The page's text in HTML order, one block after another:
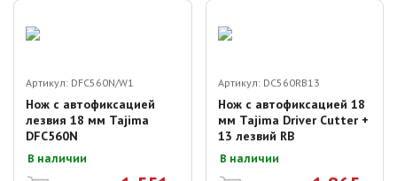
Артикул: DFC560N/W1
Нож с автофиксацией
лезвия 18 мм Tajima
DFC560N
В наличии
Артикул: DC560RB13
Нож с автофиксацией 18
мм Tajima Driver Cutter +
13 лезвий RB
В наличии